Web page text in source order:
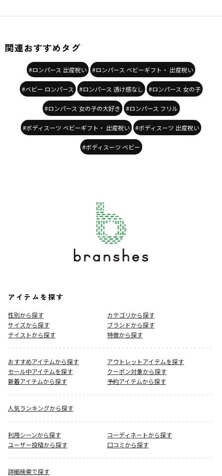
関連おすすめタグ
#ロンパース 出産祝い #ロンパース ベビーギフト・ 出産祝い
#ベビー ロンパース #ロンパース 透け感なし #ロンパース 女の子
#ロンパース 女の子の大好き #ロンパース フリル
#ボディスーツ ベビーギフト・ 出産祝い #ボディスーツ 出産祝い
#ボディスーツ ベビー
アイテムを探す
性別から探す
カテゴリから探す
サイズから探す
ブランドから探す
テイストから探す
特徴から探す
おすすめアイテムから探す
アウトレットアイテムを探す
セール中アイテムを探す
クーポン対象から探す
新着アイテムから探す
予約アイテムから探す
人気ランキングから探す
利用シーンから探す
コーディネートから探す
ユーザー投稿から探す
口コミから探す
詳細検索で探す